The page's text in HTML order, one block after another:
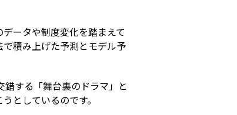
ータや制度変化を踏まえて
積み上げた予測とモデル予
する「舞台裏のドラマ」と
としているのです。